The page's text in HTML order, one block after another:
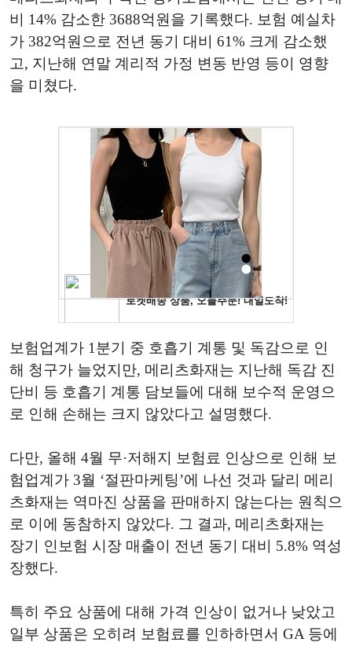
비 14% 감소한 3688억원을 기록했다. 보험 예실차
가 382억원으로 전년 동기 대비 61% 크게 감소했
고, 지난해 연말 계리적 가정 변동 반영 등이 영향
을 미쳤다.
보험업계가 1분기 중 호흡기 계통 및 독감으로 인
해 청구가 늘었지만, 메리츠화재는 지난해 독감 진
단비 등 호흡기 계통 담보들에 대해 보수적 운영으
로 인해 손해는 크지 않았다고 설명했다.
다만, 올해 4월 무·저해지 보험료 인상으로 인해 보
험업계가 3월 ‘절판마케팅’에 나선 것과 달리 메리
츠화재는 역마진 상품을 판매하지 않는다는 원칙으
로 이에 동참하지 않았다. 그 결과, 메리츠화재는
장기 인보험 시장 매출이 전년 동기 대비 5.8% 역성
장했다.
특히 주요 상품에 대해 가격 인상이 없거나 낮았고
일부 상품은 오히려 보험료를 인하하면서 GA 등에